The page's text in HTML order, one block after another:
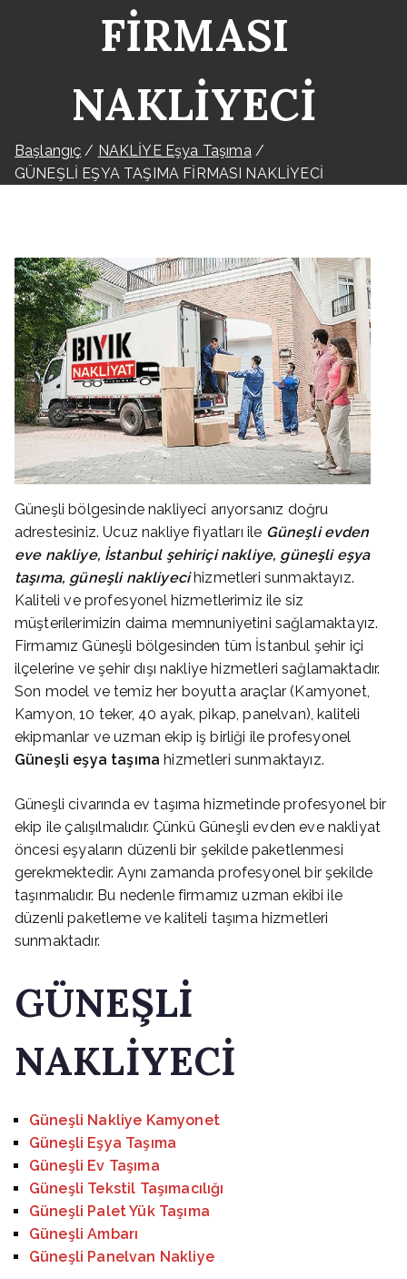
FİRMASI
NAKLİYECİ
Başlangıç
NAKLİYE Eşya Taşıma
GÜNEŞLİ EŞYA TAŞIMA FİRMASI NAKLİYECİ
Güneşli bölgesinde nakliyeci arıyorsanız doğru
adrestesiniz. Ucuz nakliye fiyatları ile Güneşli evden
eve nakliye, İstanbul şehiriçi nakliye, güneşli eşya
taşıma, güneşli nakliyeci hizmetleri sunmaktayız.
Kaliteli ve profesyonel hizmetlerimiz ile siz
müşterilerimizin daima memnuniyetini sağlamaktayız.
Firmamız Güneşli bölgesinden tüm İstanbul şehir içi
ilçelerine ve şehir dışı nakliye hizmetleri sağlamaktadır.
Son model ve temiz her boyutta araçlar (Kamyonet,
Kamyon, 10 teker, 40 ayak, pikap, panelvan), kaliteli
ekipmanlar ve uzman ekip iş birliği ile profesyonel
Güneşli eşya taşıma hizmetleri sunmaktayız.
Güneşli civarında ev taşıma hizmetinde profesyonel bir
ekip ile çalışılmalıdır. Çünkü Güneşli evden eve nakliyat
öncesi eşyaların düzenli bir şekilde paketlenmesi
gerekmektedir. Aynı zamanda profesyonel bir şekilde
taşınmalıdır. Bu nedenle firmamız uzman ekibi ile
düzenli paketleme ve kaliteli taşıma hizmetleri
sunmaktadır.
GÜNEŞLİ
NAKLİYECİ
Güneşli Nakliye Kamyonet
Güneşli Eşya Taşıma
Güneşli Ev Taşıma
Güneşli Tekstil Taşımacılığı
Güneşli Palet Yük Taşıma
Güneşli Ambarı
Güneşli Panelvan Nakliye